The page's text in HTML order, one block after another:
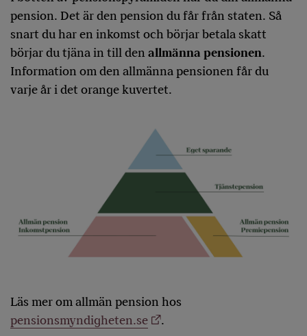
pension. Det är den pension du får från staten. Så
snart du har en inkomst och börjar betala skatt
börjar du tjäna in till den allmänna pensionen.
Information om den allmänna pensionen får du
varje år i det orange kuvertet.
Läs mer om allmän pension hos
pensionsmyndigheten.se
.